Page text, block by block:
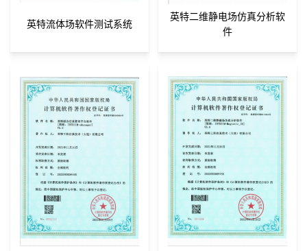
英特流体场软件测试系统
英特二维静电场仿真分析软
件